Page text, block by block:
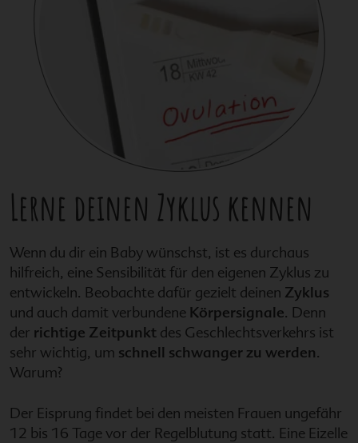
Lerne deinen Zyklus kennen
Wenn du dir ein Baby wünschst, ist es durchaus
hilfreich, eine Sensibilität für den eigenen Zyklus zu
entwickeln. Beobachte dafür gezielt deinen Zyklus
und auch damit verbundene Körpersignale. Denn
der richtige Zeitpunkt des Geschlechtsverkehrs ist
sehr wichtig, um schnell schwanger zu werden.
Warum?
Der Eisprung findet bei den meisten Frauen ungefähr
12 bis 16 Tage vor der Regelblutung statt. Eine Eizelle